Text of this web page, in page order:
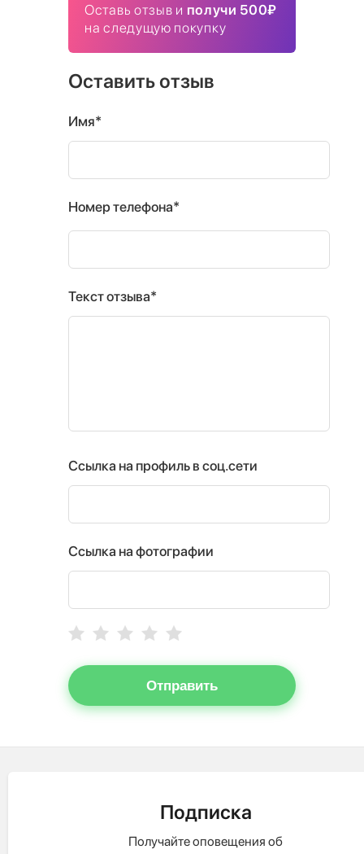
Оставь отзыв и получи 500₽
на следущую покупку
Оставить отзыв
Имя*
Номер телефона*
Текст отзыва*
Ссылка на профиль в соц.сети
Ссылка на фотографии
Отправить
Подписка
Получайте оповещения об